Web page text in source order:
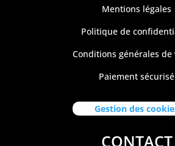
Mentions légales
Politique de
Conditions générales de
Paiement sécurisé
Gestion des
CONTACT